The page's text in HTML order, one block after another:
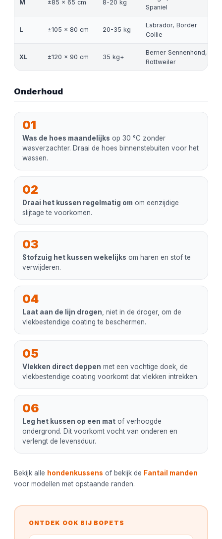
M ±85 x 65 cm 8-20 kg
Spaniel
L ±105 x 80 cm 20-35 kg
Labrador, Border
Collie
XL ±120 x 90 cm 35 kg+
Berner Sennenhond,
Rottweiler
Onderhoud
01
Was de hoes maandelijks op 30 °C zonder
wasverzachter. Draai de hoes binnenstebuiten voor het
wassen.
02
Draai het kussen regelmatig om om eenzijdige
slijtage te voorkomen.
03
Stofzuig het kussen wekelijks om haren en stof te
verwijderen.
04
Laat aan de lijn drogen , niet in de droger, om de
vlekbestendige coating te beschermen.
05
Vlekken direct deppen met een vochtige doek, de
vlekbestendige coating voorkomt dat vlekken intrekken.
06
Leg het kussen op een mat of verhoogde
ondergrond. Dit voorkomt vocht van onderen en
verlengt de levensduur.
Bekijk alle hondenkussens of bekijk de Fantail manden
voor modellen met opstaande randen.
ONTDEK OOK BIJ BOPETS